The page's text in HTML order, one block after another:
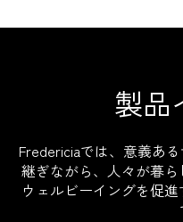
製品
Fredericiaでは、意義あ
継ぎながら、人々が暮
ウェルビーイングを促